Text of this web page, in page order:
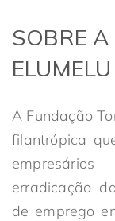
SOBRE
ELUMELU
A Fundação
filantrópica
erradicação
de emprego